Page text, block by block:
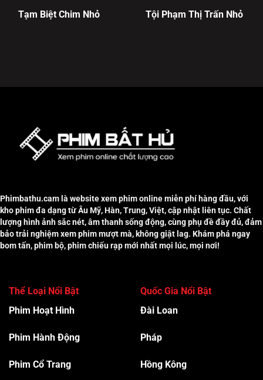
Tạm Biệt Chim Nhỏ Tội Phạm Thị Trấn Nhỏ
Phimbathu.cam là website xem phim online miễn phí hàng đầu, với
kho phim đa dạng từ Âu Mỹ, Hàn, Trung, Việt, cập nhật liên tục. Chất
lượng hình ảnh sắc nét, âm thanh sống động, cùng phụ đề đầy đủ, đảm
bảo trải nghiệm xem phim mượt mà, không giật lag. Khám phá ngay
bom tấn, phim bộ, phim chiếu rạp mới nhất mọi lúc, mọi nơi!
Thể Loại Nổi Bật
Phim Hoạt Hình
Phim Hành Động
Phim Cổ Trang
Quốc Gia Nổi Bật
Đài Loan
Pháp
Hồng Kông